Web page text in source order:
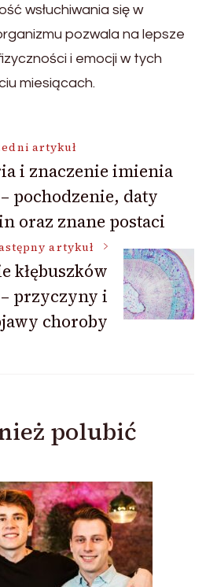
wsłuchiwania się w
pozwala na lepsze
i emocji w tych
miesiącach.
artykuł
i znaczenie imienia
pochodzenie, daty
oraz znane postaci
artykuł
kłębuszków
przyczyny i
choroby
polubić